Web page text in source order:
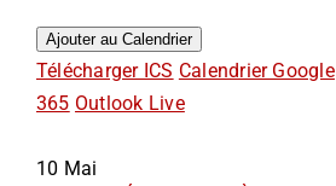
Ajouter au Calendrier
Télécharger ICS Calendrier Google
365 Outlook Live
10 Mai